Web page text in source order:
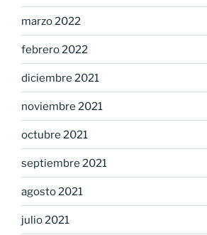
marzo 2022
febrero 2022
diciembre 2021
noviembre 2021
octubre 2021
septiembre 2021
agosto 2021
julio 2021